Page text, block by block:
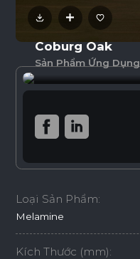
Coburg Oak
Sản Phẩm Ứng Dụng
Loại Sản Phẩm:
Melamine
Kích Thước (mm):